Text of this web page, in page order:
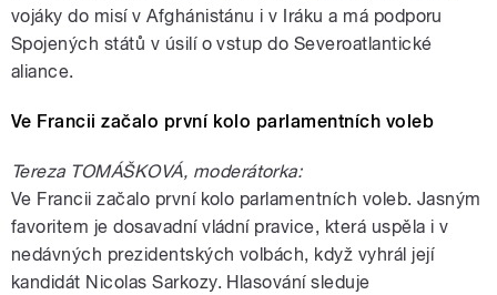
vojáky do misí v Afghánistánu i v Iráku a má podporu
Spojených států v úsilí o vstup do Severoatlantické
aliance.
Ve Francii začalo první kolo parlamentních voleb
Tereza TOMÁŠKOVÁ, moderátorka:
Ve Francii začalo první kolo parlamentních voleb. Jasným
favoritem je dosavadní vládní pravice, která uspěla i v
nedávných prezidentských volbách, když vyhrál její
kandidát Nicolas Sarkozy. Hlasování sleduje